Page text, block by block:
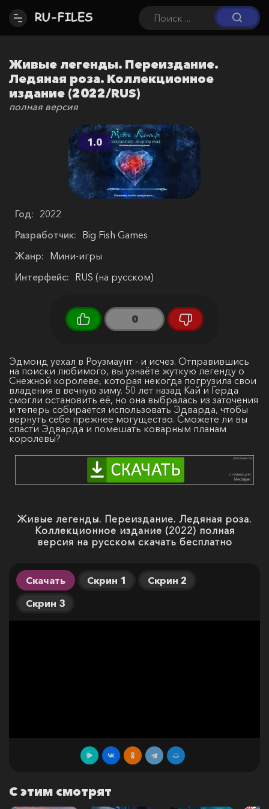
Живые легенды. Переиздание.
Ледяная роза. Коллекционное
издание (2022/RUS)
полная версия
1.0
Год: 2022
Разработчик: Big Fish Games
Жанр: Мини-игры
Интерфейс: RUS (на русском)
0
Эдмонд уехал в Роузмаунт - и исчез. Отправившись
на поиски любимого, вы узнаёте жуткую легенду о
Снежной королеве, которая некогда погрузила свои
владения в вечную зиму. 50 лет назад Кай и Герда
смогли остановить её, но она выбралась из заточения
и теперь собирается использовать Эдварда, чтобы
вернуть себе прежнее могущество. Сможете ли вы
спасти Эдварда и помешать коварным планам
королевы?
Живые легенды. Переиздание. Ледяная роза.
Коллекционное издание (2022) полная
версия на русском скачать бесплатно
Скачать Скрин 1
Скрин 2
Скрин 3
С этим смотрят